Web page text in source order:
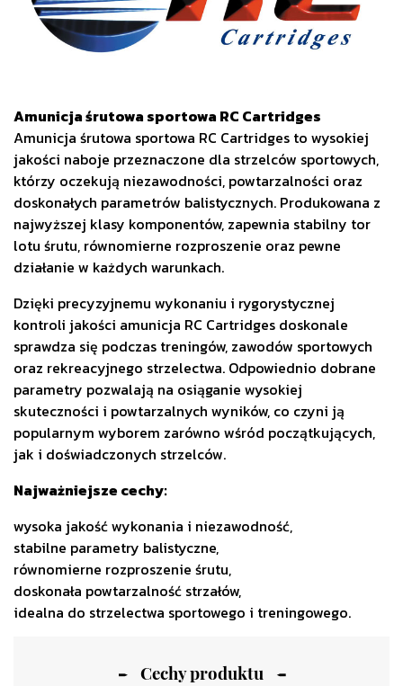
Cechy produktu
Amunicja śrutowa sportowa RC Cartridges
Amunicja śrutowa sportowa RC Cartridges to wysokiej
jakości naboje przeznaczone dla strzelców sportowych,
którzy oczekują niezawodności, powtarzalności oraz
doskonałych parametrów balistycznych. Produkowana z
najwyższej klasy komponentów, zapewnia stabilny tor
lotu śrutu, równomierne rozproszenie oraz pewne
działanie w każdych warunkach.
Dzięki precyzyjnemu wykonaniu i rygorystycznej
kontroli jakości amunicja RC Cartridges doskonale
sprawdza się podczas treningów, zawodów sportowych
oraz rekreacyjnego strzelectwa. Odpowiednio dobrane
parametry pozwalają na osiąganie wysokiej
skuteczności i powtarzalnych wyników, co czyni ją
popularnym wyborem zarówno wśród początkujących,
jak i doświadczonych strzelców.
Najważniejsze cechy:
wysoka jakość wykonania i niezawodność,
stabilne parametry balistyczne,
równomierne rozproszenie śrutu,
doskonała powtarzalność strzałów,
idealna do strzelectwa sportowego i treningowego.